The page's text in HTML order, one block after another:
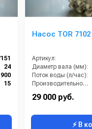
24
900
15
Насос TOR 7102
Артикул:
Диаметр вала (мм):
Поток воды (л/час):
Производительность (л/мин):
Давление (бар):
29 000 руб.
⚡ В